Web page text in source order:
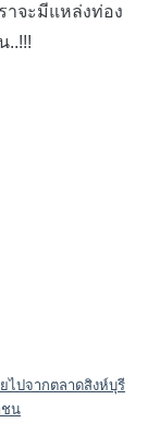
าจะมีแหล่งท่อง
..!!!
ไปจากตลาดสิงห์บุรี
ชน